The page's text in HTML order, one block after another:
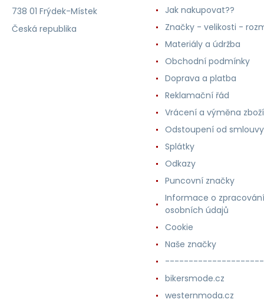
738 01 Frýdek-Místek
Česká republika
Jak nakupovat??
Značky - velikosti -
Materiály a údržba
Obchodní podmínky
Doprava a platba
Reklamační řád
Vrácení a výměna zboží
Odstoupení od smlouvy
Splátky
Odkazy
Puncovní značky
Informace o zpracování
osobních údajů
Cookie
Naše značky
bikersmode.cz
westernmoda.cz